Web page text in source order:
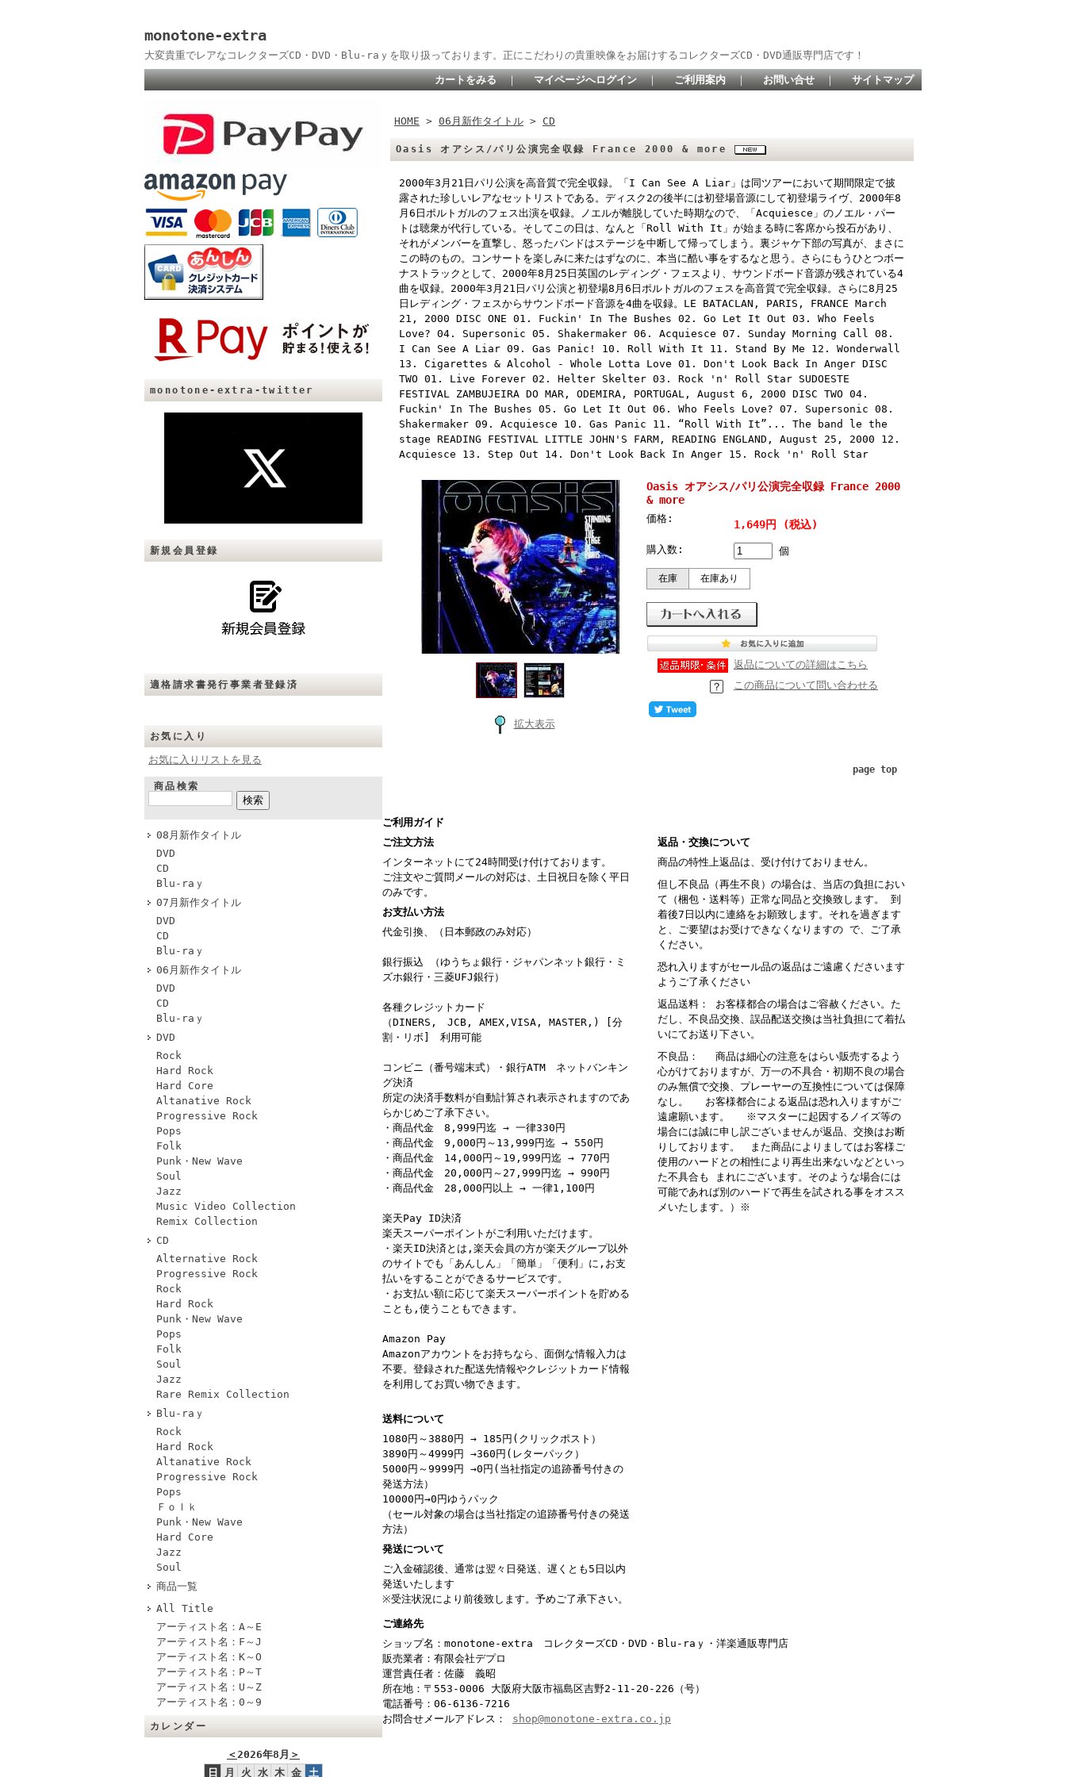
monotone-extra
大変貴重でレアなコレクターズCD・DVD・Blu-raｙを取り扱っております。正にこだわりの貴重映像をお届けするコレクターズCD・DVD通販専門店です！
カートをみる ｜ マイページへログイン ｜ ご利用案内 ｜ お問い合せ ｜ サイトマップ
monotone-extra-twitter
新規会員登録
適格請求書発行事業者登録済
お気に入り
お気に入りリストを見る
商品検索
08月新作タイトル
DVD
CD
Blu-raｙ
07月新作タイトル
DVD
CD
Blu-raｙ
06月新作タイトル
DVD
CD
Blu-raｙ
DVD
Rock
Hard Rock
Hard Core
Altanative Rock
Progressive Rock
Pops
Folk
Punk・New Wave
Soul
Jazz
Music Video Collection
Remix Collection
CD
Alternative Rock
Progressive Rock
Rock
Hard Rock
Punk・New Wave
Pops
Folk
Soul
Jazz
Rare Remix Collection
Blu-raｙ
Rock
Hard Rock
Altanative Rock
Progressive Rock
Pops
Ｆｏｌｋ
Punk・New Wave
Hard Core
Jazz
Soul
商品一覧
All Title
アーティスト名：A～E
アーティスト名：F～J
アーティスト名：K～O
アーティスト名：P～T
アーティスト名：U～Z
アーティスト名：0～9
カレンダー
＜2026年8月 ＞
日
月 火 水 木 金 土
HOME > 06月新作タイトル > CD
Oasis オアシス/パリ公演完全収録 France 2000 & more
2000年3月21日パリ公演を高音質で完全収録。「I Can See A Liar」は同ツアーにおいて期間限定で披
露された珍しいレアなセットリストである。ディスク2の後半には初登場音源にして初登場ライヴ、2000年8
月6日ポルトガルのフェス出演を収録。ノエルが離脱していた時期なので、「Acquiesce」のノエル・パー
トは聴衆が代行している。そしてこの日は、なんと「Roll With It」が始まる時に客席から投石があり、
それがメンバーを直撃し、怒ったバンドはステージを中断して帰ってしまう。裏ジャケ下部の写真が、まさに
この時のもの。コンサートを楽しみに来たはずなのに、本当に酷い事をするなと思う。さらにもうひとつボー
ナストラックとして、2000年8月25日英国のレディング・フェスより、サウンドボード音源が残されている4
曲を収録。2000年3月21日パリ公演と初登場8月6日ポルトガルのフェスを高音質で完全収録。さらに8月25
日レディング・フェスからサウンドボード音源を4曲を収録。LE BATACLAN, PARIS, FRANCE March
21, 2000 DISC ONE 01. Fuckin' In The Bushes 02. Go Let It Out 03. Who Feels
Love? 04. Supersonic 05. Shakermaker 06. Acquiesce 07. Sunday Morning Call 08.
I Can See A Liar 09. Gas Panic! 10. Roll With It 11. Stand By Me 12. Wonderwall
13. Cigarettes & Alcohol - Whole Lotta Love 01. Don't Look Back In Anger DISC
TWO 01. Live Forever 02. Helter Skelter 03. Rock 'n' Roll Star SUDOESTE
FESTIVAL ZAMBUJEIRA DO MAR, ODEMIRA, PORTUGAL, August 6, 2000 DISC TWO 04.
Fuckin' In The Bushes 05. Go Let It Out 06. Who Feels Love? 07. Supersonic 08.
Shakermaker 09. Acquiesce 10. Gas Panic 11. “Roll With It”... The band le the
stage READING FESTIVAL LITTLE JOHN'S FARM, READING ENGLAND, August 25, 2000 12.
Acquiesce 13. Step Out 14. Don't Look Back In Anger 15. Rock 'n' Roll Star
拡大表示
Oasis オアシス/パリ公演完全収録 France 2000
& more
価格: 1,649円 (税込)
購入数: 個
在庫 在庫あり
返品についての詳細はこちら
この商品について問い合わせる
page top
ご利用ガイド
ご注文方法
インターネットにて24時間受け付けております。
ご注文やご質問メールの対応は、土日祝日を除く平日
のみです。
お支払い方法
代金引換、（日本郵政のみ対応）
銀行振込 （ゆうちょ銀行・ジャパンネット銀行・ミ
ズホ銀行・三菱UFJ銀行）
各種クレジットカード
（DINERS, JCB, AMEX,VISA, MASTER,) [分
割・リボ] 利用可能
コンビニ（番号端末式）・銀行ATM ネットバンキン
グ決済
所定の決済手数料が自動計算され表示されますのであ
らかじめご了承下さい。
・商品代金 8,999円迄 → 一律330円
・商品代金 9,000円～13,999円迄 → 550円
・商品代金 14,000円～19,999円迄 → 770円
・商品代金 20,000円～27,999円迄 → 990円
・商品代金 28,000円以上 → 一律1,100円
楽天Pay ID決済
楽天スーパーポイントがご利用いただけます。
・楽天ID決済とは,楽天会員の方が楽天グループ以外
のサイトでも「あんしん」「簡単」「便利」に,お支
払いをすることができるサービスです。
・お支払い額に応じて楽天スーパーポイントを貯める
ことも,使うこともできます。
Amazon Pay
Amazonアカウントをお持ちなら、面倒な情報入力は
不要。登録された配送先情報やクレジットカード情報
を利用してお買い物できます。
送料について
1080円～3880円 → 185円(クリックポスト）
3890円～4999円 →360円(レターパック）
5000円～9999円 →0円(当社指定の追跡番号付きの
発送方法）
10000円→0円ゆうパック
（セール対象の場合は当社指定の追跡番号付きの発送
方法）
発送について
ご入金確認後、通常は翌々日発送、遅くとも5日以内
発送いたします
※受注状況により前後致します。予めご了承下さい。
返品・交換について
商品の特性上返品は、受け付けておりません。
但し不良品（再生不良）の場合は、当店の負担におい
て（梱包・送料等）正常な同品と交換致します。 到
着後7日以内に連絡をお願致します。それを過ぎます
と、ご要望はお受けできなくなりますの で、ご了承
ください。
恐れ入りますがセール品の返品はご遠慮くださいます
ようご了承ください
返品送料： お客様都合の場合はご容赦ください。た
だし、不良品交換、誤品配送交換は当社負担にて着払
いにてお送り下さい。
不良品： 商品は細心の注意をはらい販売するよう
心がけておりますが、万一の不具合・初期不良の場合
のみ無償で交換、プレーヤーの互換性については保障
なし。 お客様都合による返品は恐れ入りますがご
遠慮願います。 ※マスターに起因するノイズ等の
場合には誠に申し訳ございませんが返品、交換はお断
りしております。 また商品によりましてはお客様ご
使用のハードとの相性により再生出来ないなどといっ
た不具合も まれにございます。そのような場合には
可能であれば別のハードで再生を試される事をオスス
メいたします。）※
ご連絡先
ショップ名：monotone-extra コレクターズCD・DVD・Blu-raｙ・洋楽通販専門店
販売業者：有限会社デプロ
運営責任者：佐藤 義昭
所在地：〒553-0006 大阪府大阪市福島区吉野2-11-20-226（号）
電話番号：06-6136-7216
お問合せメールアドレス： shop@monotone-extra.co.jp